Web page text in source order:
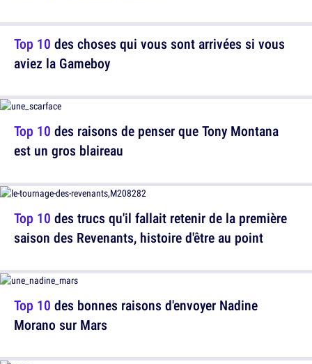
Top 10 des raisons de penser que Tony Montana
est un gros blaireau
Top 10 des bonnes raisons d'envoyer Nadine
Morano sur Mars
Top 10 des choses qui vous sont arrivées si vous
aviez la Gameboy
Top 10 des trucs qu'il fallait retenir de la première
saison des Revenants, histoire d'être au point